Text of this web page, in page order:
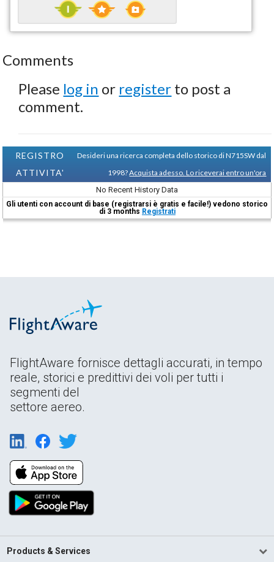
Comments
Please log in or register to post a
comment.
REGISTRO
ATTIVITA'
Desideri una ricerca completa dello storico di N715SW dal
1998?Acquista adesso. Lo riceverai entro un'ora
No Recent History Data
Gli utenti con account di base (registrarsi è gratis e facile!) vedono storico
di 3 months Registrati
FlightAware fornisce dettagli accurati, in tempo
reale, storici e predittivi dei voli per tutti i
segmenti del
settore aereo.
Products & Services